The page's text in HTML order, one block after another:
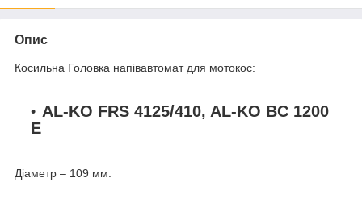
Опис
Косильна Головка напівавтомат для мотокос:
AL-KO FRS 4125/410, AL-KO BC 1200
E
Діаметр – 109 мм.